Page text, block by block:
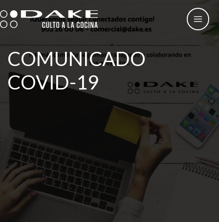
al
contenido
COMUNICADO
COVID-19